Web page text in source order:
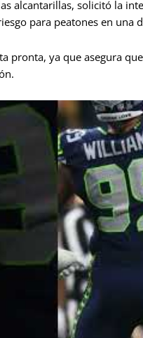
alcantarillas, solicitó la
para peatones en una
pronta, ya que asegura